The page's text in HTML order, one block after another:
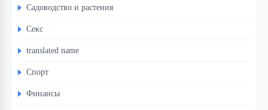
Садоводство и растения
Секс
translated name
Спорт
Финансы